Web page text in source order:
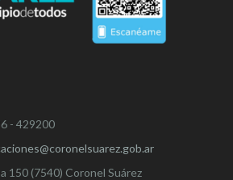
- 429200
150 (7540) Coronel Suárez